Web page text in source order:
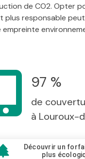
de CO2. Opter
plus responsable
97 %
de
à Louroux-
Découvrir un
plus